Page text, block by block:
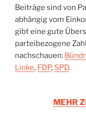
Beiträge sind von
abhängig vom
gibt eine gute
parteibezogene
nachschauen:
Linke, FDP, SPD.
MEHR